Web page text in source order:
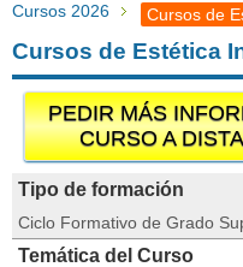
Cursos 2026 Cursos de
Cursos de Estética
PEDIR MÁS
CURSO A
Tipo de formación
Ciclo Formativo de Grado
Temática del Curso